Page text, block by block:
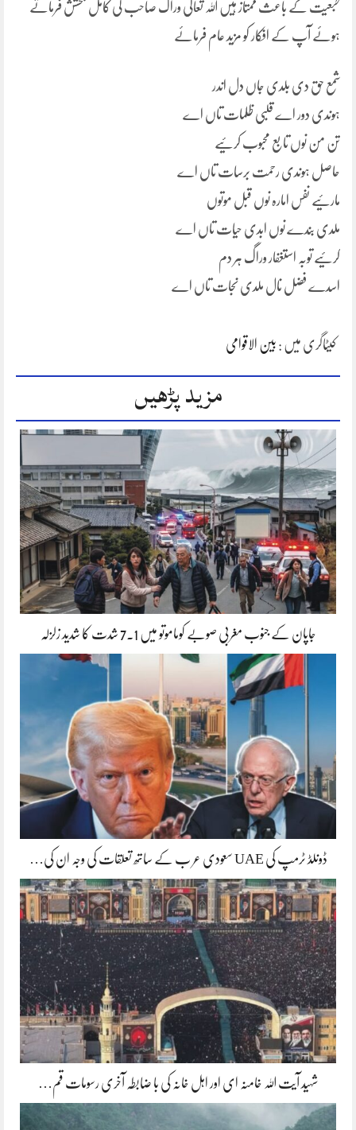
طبعیت کے باعث ممتاز ہیں اللہ تعالیٰ وراگ صاحب کی کامل بخشش فرماتے
ہوئے آپ کے افکار کو مزید عام فرمائے
شمع حق دی بلدی جاں دل اندر
ہوندی دور اے قلبی ظلمات تاں اے
تن من نوں تابع محبوب کرئیے
حاصل ہوندی رحمت برسات تاں اے
مارئیے نفس امارہ نوں قبل موتوں
ملدی بندے نوں ابدی حیات تاں اے
کرئیے توبہ استغفار وراگ ہر دم
اسدے فضل نال ملدی نجات تاں اے
کیٹاگری میں : بین الاقوامی
مزید پڑھیں
جاپان کے جنوب مغربی صوبے کوماموتو میں 7.1 شدت کا شدید زلزلہ
ڈونلڈ ٹرمپ کی UAE سعودی عر ب کے ساتھ تعلقات کی وجہ ان کی…
شہید آیت اللہ خامنہ ای اور اہل خانہ کی با ضابطہ آخری رسومات قم…